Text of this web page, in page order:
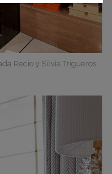
Recio y Silvia Trigueros.